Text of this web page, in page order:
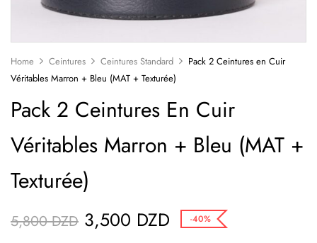
Home Ceintures Ceintures Standard
Pack 2 Ceintures en Cuir
Véritables Marron + Bleu (MAT + Texturée)
Pack 2 Ceintures En Cuir
Véritables Marron + Bleu (MAT +
Texturée)
5,800DZD 3,500 DZD -40%